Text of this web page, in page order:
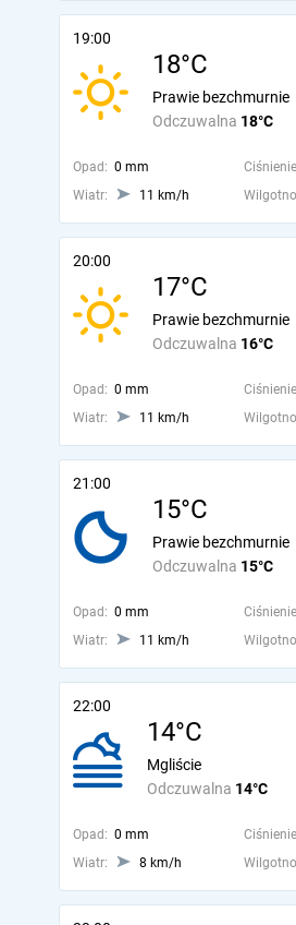
19:00
18°C
Odczuwalna 18°C
Prawie bezchmurnie
Opad: 0 mm
Wiatr:
11 km/h
20:00
17°C
Odczuwalna 16°C
Prawie bezchmurnie
Opad: 0 mm
Wiatr:
11 km/h
21:00
15°C
Odczuwalna 15°C
Prawie bezchmurnie
Opad: 0 mm
Wiatr:
11 km/h
22:00
14°C
Odczuwalna 14°C
Mgliście
Opad: 0 mm
Wiatr:
8 km/h